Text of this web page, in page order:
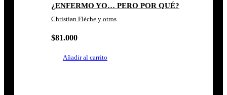
¿ENFERMO YO… PERO POR QUÉ?
Christian Flèche y otros
$81.000
Añadir al carrito